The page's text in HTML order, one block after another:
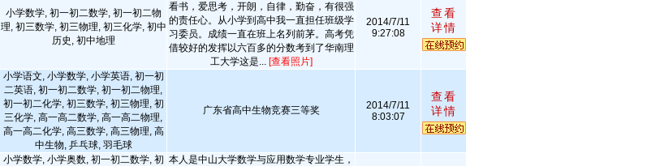
小学数学, 初一初二数学, 初一初二物
理, 初三数学, 初三物理, 初三化学, 初中
历史, 初中地理
看书，爱思考，开朗，自律，勤奋，有很强
的责任心。从小学到高中我一直担任班级学
习委员。成绩一直在班上名列前茅。高考凭
借较好的发挥以六百多的分数考到了华南理
工大学这是... [查看照片]
2014/7/11
9:27:08
查看
详情
小学语文, 小学数学, 小学英语, 初一初
二英语, 初一初二数学, 初一初二物理,
初一初二化学, 初三数学, 初三物理, 初
三化学, 高一高二数学, 高一高二物理,
高一高二化学, 高三数学, 高三物理, 高
中生物, 乒乓球, 羽毛球
广东省高中生物竞赛三等奖
2014/7/11
8:03:07
查看
详情
小学数学, 小学奥数, 初一初二数学, 初 本人是中山大学数学与应用数学专业学生，